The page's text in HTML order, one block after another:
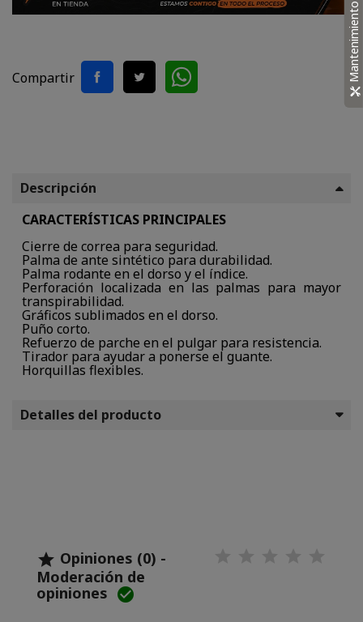
Compartir
Descripción
CARACTERÍSTICAS PRINCIPALES
Cierre de correa para seguridad.
Palma de ante sintético para durabilidad.
Palma rodante en el dorso y el índice.
Perforación localizada en las palmas para mayor
transpirabilidad.
Gráficos sublimados en el dorso.
Puño corto.
Refuerzo de parche en el pulgar para resistencia.
Tirador para ayudar a ponerse el guante.
Horquillas flexibles.
Detalles del producto
 Opiniones (0) -
Moderación de
opiniones 
Mantenimiento